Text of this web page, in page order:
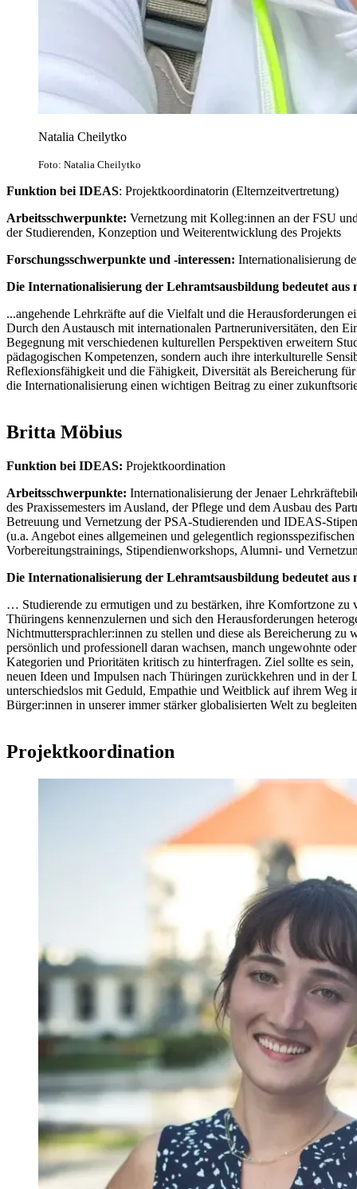
Natalia Cheilytko
Foto: Natalia Cheilytko
Funktion bei IDEAS: Projektkoordinatorin (Elternzeitvertretung)
Arbeitsschwerpunkte: Vernetzung mit Kolleg:innen an der FSU
der Studierenden, Konzeption und Weiterentwicklung des Projekts
Forschungsschwerpunkte und -interessen: Internationalisierung
Die Internationalisierung der Lehramtsausbildung bedeutet aus
...angehende Lehrkräfte auf die Vielfalt und die Herausforderungen
Durch den Austausch mit internationalen Partneruniversitäten, den
Begegnung mit verschiedenen kulturellen Perspektiven erweitern
pädagogischen Kompetenzen, sondern auch ihre interkulturelle
Reflexionsfähigkeit und die Fähigkeit, Diversität als Bereicherung
die Internationalisierung einen wichtigen Beitrag zu einer
Britta Möbius
Funktion bei IDEAS: Projektkoordination
Arbeitsschwerpunkte: Internationalisierung der Jenaer
des Praxissemesters im Ausland, der Pflege und dem Ausbau des
Betreuung und Vernetzung der PSA-Studierenden und IDEAS-
(u.a. Angebot eines allgemeinen und gelegentlich
Vorbereitungstrainings, Stipendienworkshops, Alumni- und
Die Internationalisierung der Lehramtsausbildung bedeutet
… Studierende zu ermutigen und zu bestärken, ihre Komfortzone zu
Thüringens kennenzulernen und sich den Herausforderungen
Nichtmuttersprachler:innen zu stellen und diese als Bereicherung zu
persönlich und professionell daran wachsen, manch ungewohnte
Kategorien und Prioritäten kritisch zu hinterfragen. Ziel sollte es
neuen Ideen und Impulsen nach Thüringen zurückkehren und in der
unterschiedslos mit Geduld, Empathie und Weitblick auf ihrem Weg
Bürger:innen in unserer immer stärker globalisierten Welt zu
Projektkoordination